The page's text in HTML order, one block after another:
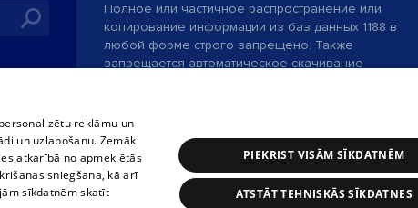
Полное или частичное распространение или
копирование информации из баз данных 1188 в
любой форме строго запрещено. Также
запрещается автоматическое скачивание
Служба помощи портала: э-почта -info@1188.lv
reklāmu un
un uzlabošanu. Zemāk
atkarībā no apmeklētās
sniegšana, kā arī
sīkdatnēm skatīt
PIEKRIST VISĀM SĪKDATNĒM
ATSTĀT TEHNISKĀS SĪKDATNES